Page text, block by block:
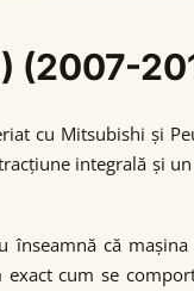
(2007-
cu Mitsubishi și
integrală și
înseamnă că
exact cum se